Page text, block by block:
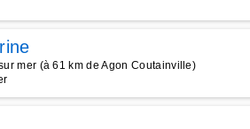
mer (à 61 km de Agon Coutainville)